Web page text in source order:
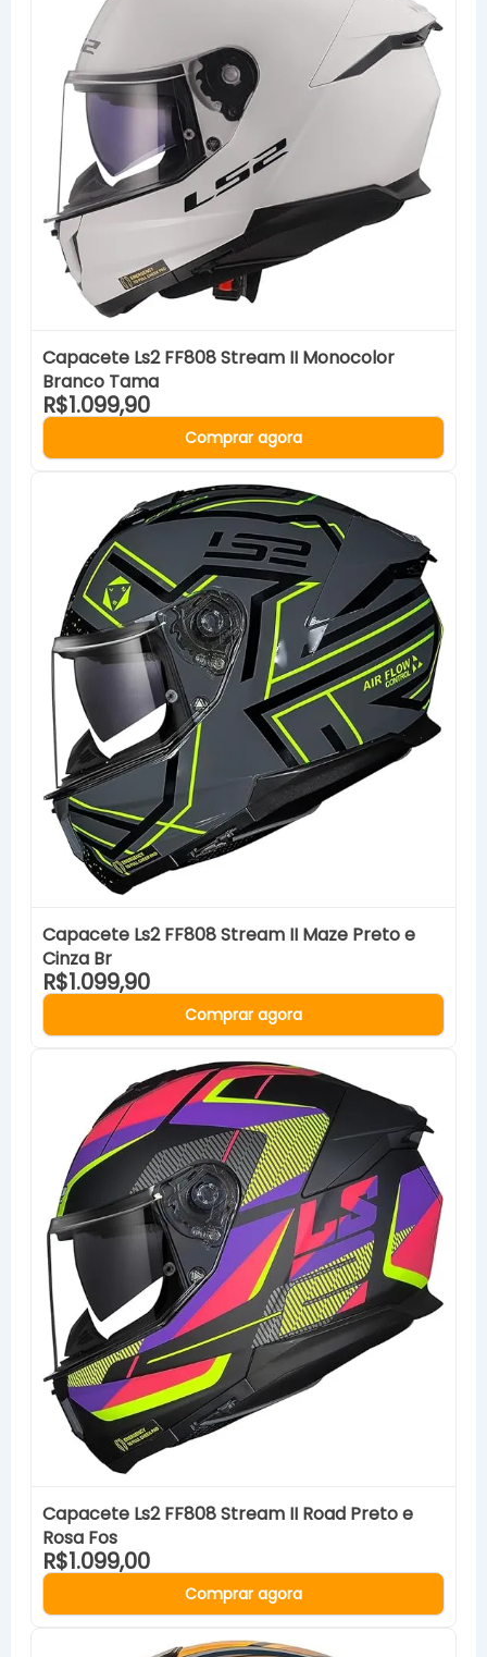
Capacete Ls2 FF808 Stream II Monocolor
Branco Tama
R$1.099,90
Comprar agora
Capacete Ls2 FF808 Stream II Maze Preto e
Cinza Br
R$1.099,90
Comprar agora
Capacete Ls2 FF808 Stream II Road Preto e
Rosa Fos
R$1.099,00
Comprar agora